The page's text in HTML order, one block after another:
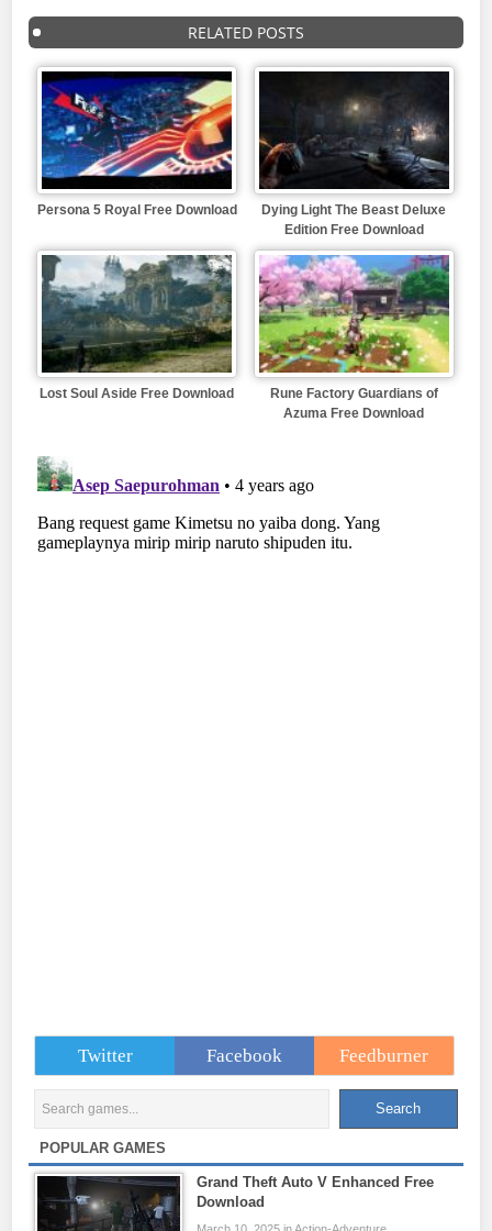
RELATED POSTS
Persona 5 Royal Free Download
Dying Light The Beast Deluxe
Edition Free Download
Lost Soul Aside Free Download
Rune Factory Guardians of
Azuma Free Download
Twitter Facebook Feedburner
POPULAR GAMES
Grand Theft Auto V Enhanced Free
Download